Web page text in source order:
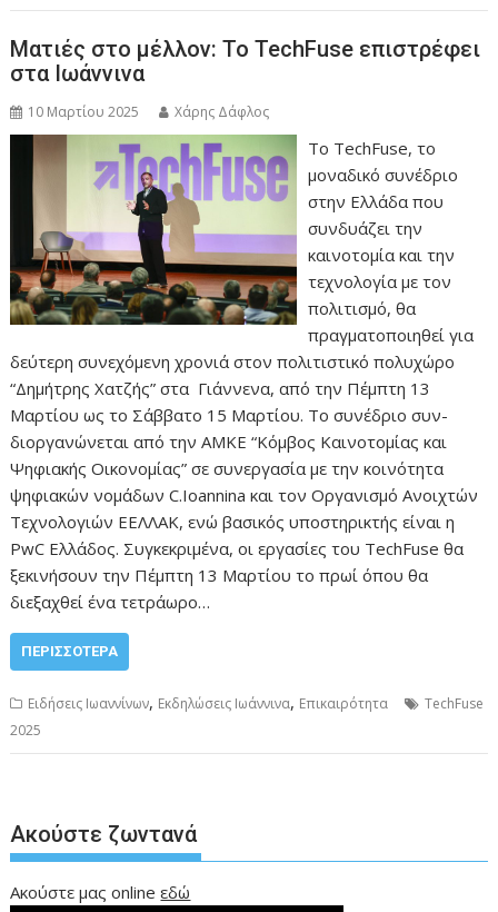
Ματιές στο μέλλον: To TechFuse επιστρέφει
στα Ιωάννινα
10 Μαρτίου 2025 Χάρης Δάφλος
Το TechFuse, το
μοναδικό συνέδριο
στην Ελλάδα που
συνδυάζει την
καινοτομία και την
τεχνολογία με τον
πολιτισμό, θα
πραγματοποιηθεί για
δεύτερη συνεχόμενη χρονιά στον πολιτιστικό πολυχώρο
“Δημήτρης Χατζής” στα Γιάννενα, από την Πέμπτη 13
Μαρτίου ως το Σάββατο 15 Μαρτίου. Το συνέδριο συν-
διοργανώνεται από την ΑΜΚΕ “Κόμβος Καινοτομίας και
Ψηφιακής Οικονομίας” σε συνεργασία με την κοινότητα
ψηφιακών νομάδων C.Ioannina και τον Οργανισμό Ανοιχτών
Τεχνολογιών ΕΕΛΛΑΚ, ενώ βασικός υποστηρικτής είναι η
PwC Ελλάδος. Συγκεκριμένα, οι εργασίες του TechFuse θα
ξεκινήσουν την Πέμπτη 13 Μαρτίου το πρωί όπου θα
διεξαχθεί ένα τετράωρο…
ΠΕΡΙΣΣΌΤΕΡΑ
Ειδήσεις Ιωαννίνων, Εκδηλώσεις Ιωάννινα, Επικαιρότητα
TechFuse
2025
Ακούστε ζωντανά
Ακούστε μας onlineεδώ